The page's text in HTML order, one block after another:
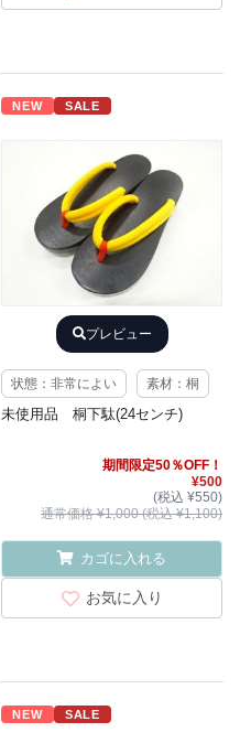
NEW SALE
プレビュー
状態：非常によい 素材：桐
未使用品 桐下駄(24センチ)
期間限定50％OFF！
¥500
(税込 ¥550)
通常価格 ¥1,000 (税込 ¥1,100)
カゴに入れる
お気に入り
NEW SALE